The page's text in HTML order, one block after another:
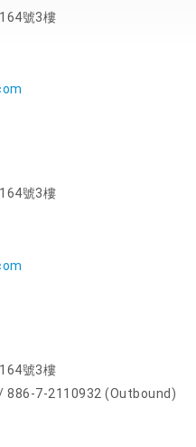
號3樓
號3樓
號3樓
886-7-2110932 (Outbound)